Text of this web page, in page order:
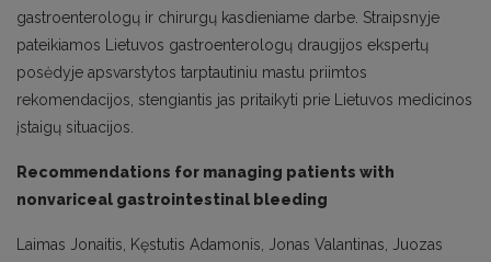
gastroenterologų ir chirurgų kasdieniame darbe. Straipsnyje
pateikiamos Lietuvos gastroenterologų draugijos ekspertų
posėdyje apsvarstytos tarptautiniu mastu priimtos
rekomendacijos, stengiantis jas pritaikyti prie Lietuvos medicinos
įstaigų situacijos.
Recommendations for managing patients with
nonvariceal gastrointestinal bleeding
Laimas Jonaitis, Kęstutis Adamonis, Jonas Valantinas, Juozas